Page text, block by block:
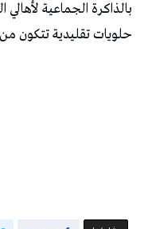
بالذاكرة الجماعية
حلويات تقليدية تتكون